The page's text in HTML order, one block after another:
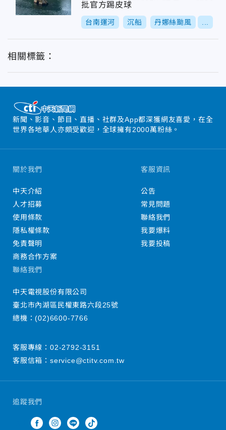
批官方踢皮球
台南運河 沉船 丹娜絲颱風
相關標籤：
新聞、影音、節目、直播、社群及App都深獲網友喜愛，在全
世界各地華人亦頗受歡迎，全球擁有2000萬粉絲。
追蹤我們
關於我們
中天介紹
人才招募
使用條款
隱私權條款
免責聲明
商務合作方案
客服資訊
公告
常見問題
聯絡我們
我要爆料
我要投稿
聯絡我們
中天電視股份有限公司
臺北市內湖區民權東路六段25號
總機：(02)6600-7766
客服專線： 02-2792-3151
客服信箱： service@ctitv.com.tw